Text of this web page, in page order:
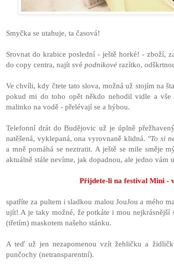
Smyčka se utahuje, ta časová!
Srovnat do krabice poslední - ještě horké! - zboží,
do copy centra, najít své podnikové razítko,
Ve chvíli, kdy čtete tato slova, možná už stojím na
pokud mi do toho opět někdo nehodil vidle a vše
malinko na vodě - přelévají se a hýbou.
Telefonní drát do Budějovic už je úplně
natěšená, vyklepaná, ona vyrovnaně klidná. "To si
a mně pomáhá se neztratit. A ještě se mile směje
aktuálně stále nevíme, jak dopadnou, ale jedno vám
Přijdete-li na festival Mini -
spatříte za pultem i sladkou malou JouJou a mého
ujít! A je taky možné, že potkáte i mou nejkrásnější
(třetím) maskotem našeho stánku.
A teď už jen nezapomenou vzít žehličku a
punčochy (netransparentní).